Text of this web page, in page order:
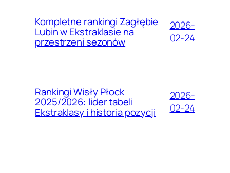
Kompletne rankingi Zagłębie
Lubin w Ekstraklasie na
przestrzeni sezonów
2026-
02-24
Rankingi Wisły Płock
2025/2026: lider tabeli
Ekstraklasy i historia pozycji
2026-
02-24